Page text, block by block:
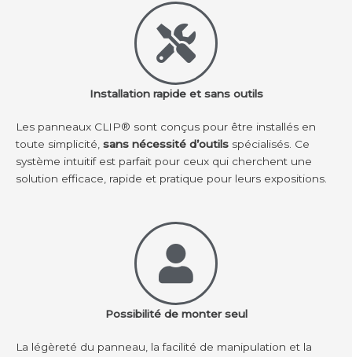
Installation rapide et sans outils
Les panneaux CLIP® sont conçus pour être installés en
toute simplicité, sans nécessité d’outils spécialisés. Ce
système intuitif est parfait pour ceux qui cherchent une
solution efficace, rapide et pratique pour leurs expositions.
Possibilité de monter seul
La légèreté du panneau, la facilité de manipulation et la